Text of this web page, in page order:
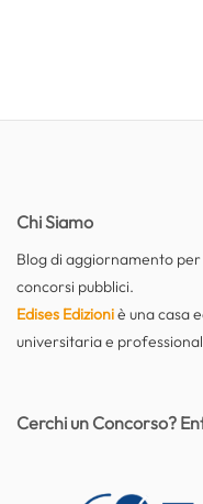
Chi Siamo
Blog di aggiornamento
concorsi pubblici.
Edises Edizioniè una casa
universitaria e
Cerchi un Concorso?